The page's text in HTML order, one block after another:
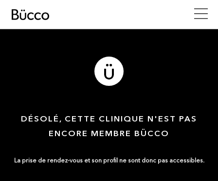
DÉSOLÉ, CETTE CLINIQUE N'EST PAS
ENCORE MEMBRE BÜCCO
La prise de rendez-vous et son profil ne sont donc pas accessibles.